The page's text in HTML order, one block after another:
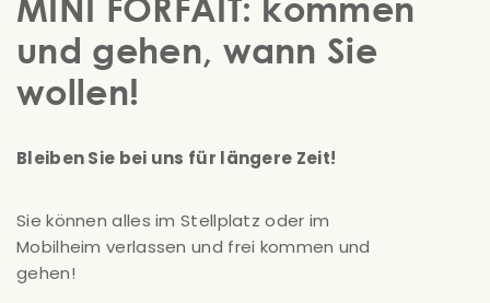
und gehen, wann Sie
wollen!
Bleiben Sie bei uns für längere Zeit!
Sie können alles im Stellplatz oder im
Mobilheim verlassen und frei kommen und
gehen!